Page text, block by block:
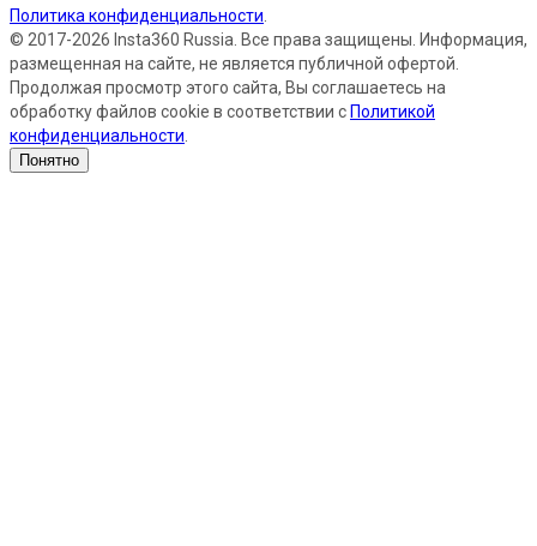
Политика конфиденциальности
© 2017-2026 Insta360 Russia. Все права защищены. Информация,
размещенная на сайте, не является публичной офертой.
Продолжая просмотр этого сайта, Вы соглашаетесь на
обработку файлов cookie в соответствии сПолитикой
конфиденциальности
Понятно